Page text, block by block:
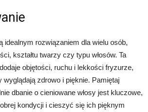
idealnym rozwiązaniem dla wielu osób,
kształtu twarzy czy typu włosów. Ta
objętości, ruchu i lekkości fryzurze,
wyglądają zdrowo i pięknie. Pamiętaj
dbanie o cieniowane włosy jest kluczowe,
kondycji i cieszyć się ich pięknym